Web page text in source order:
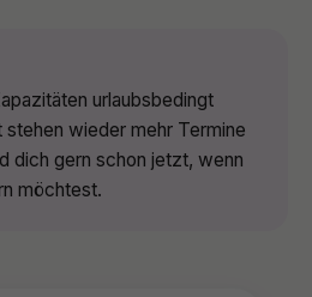
urlaubsbedingt
wieder mehr Termine
dich gern schon jetzt, wenn
möchtest.